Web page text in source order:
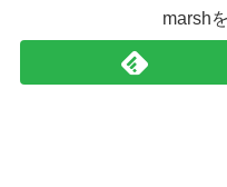
marsh